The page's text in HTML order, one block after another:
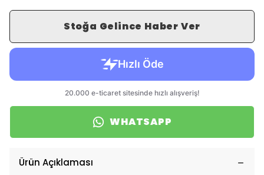
Stoğa Gelince Haber Ver
WHATSAPP
Ürün Açıklaması